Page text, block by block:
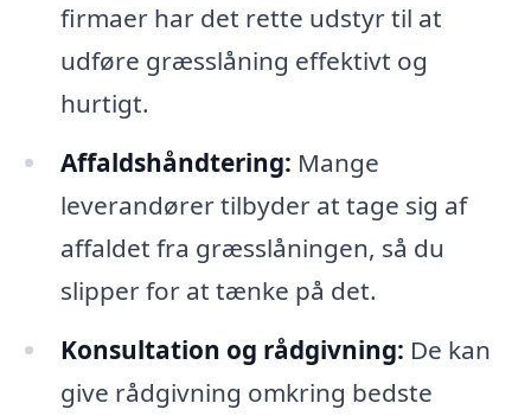
firmaer har det rette udstyr til at
udføre græsslåning effektivt og
hurtigt.
Affaldshåndtering: Mange
leverandører tilbyder at tage sig af
affaldet fra græsslåningen, så du
slipper for at tænke på det.
Konsultation og rådgivning: De kan
give rådgivning omkring bedste